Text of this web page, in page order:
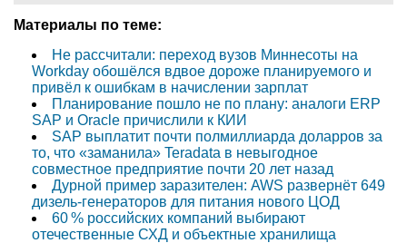
Материалы по теме:
Не рассчитали: переход вузов Миннесоты на
Workday обошёлся вдвое дороже планируемого и
привёл к ошибкам в начислении зарплат
Планирование пошло не по плану: аналоги ERP
SAP и Oracle причислили к КИИ
SAP выплатит почти полмиллиарда доларров за
то, что «заманила» Teradata в невыгодное
совместное предприятие почти 20 лет назад
Дурной пример заразителен: AWS развернёт 649
дизель-генераторов для питания нового ЦОД
60 % российских компаний выбирают
отечественные СХД и объектные хранилища